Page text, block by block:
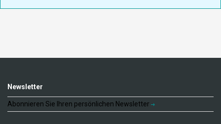
Newsletter
Abonnieren Sie Ihren persönlichen Newsletter